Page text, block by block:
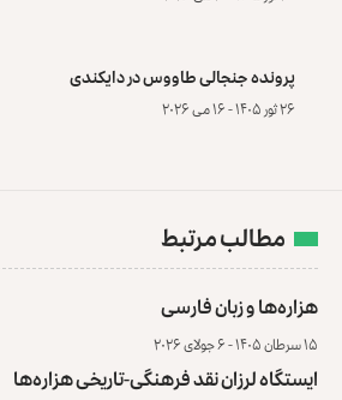
پرونده‌ جنجالی طاووس در دایکندی
۲۶ ثور ۱۴۰۵ - ۱۶ می ۲۰۲۶
مطالب مرتبط
هزاره‌ها و زبان فارسی
۱۵ سرطان ۱۴۰۵ - ۶ جولای ۲۰۲۶
ایستگاه لرزان نقد فرهنگی-تاریخی هزاره‌ها